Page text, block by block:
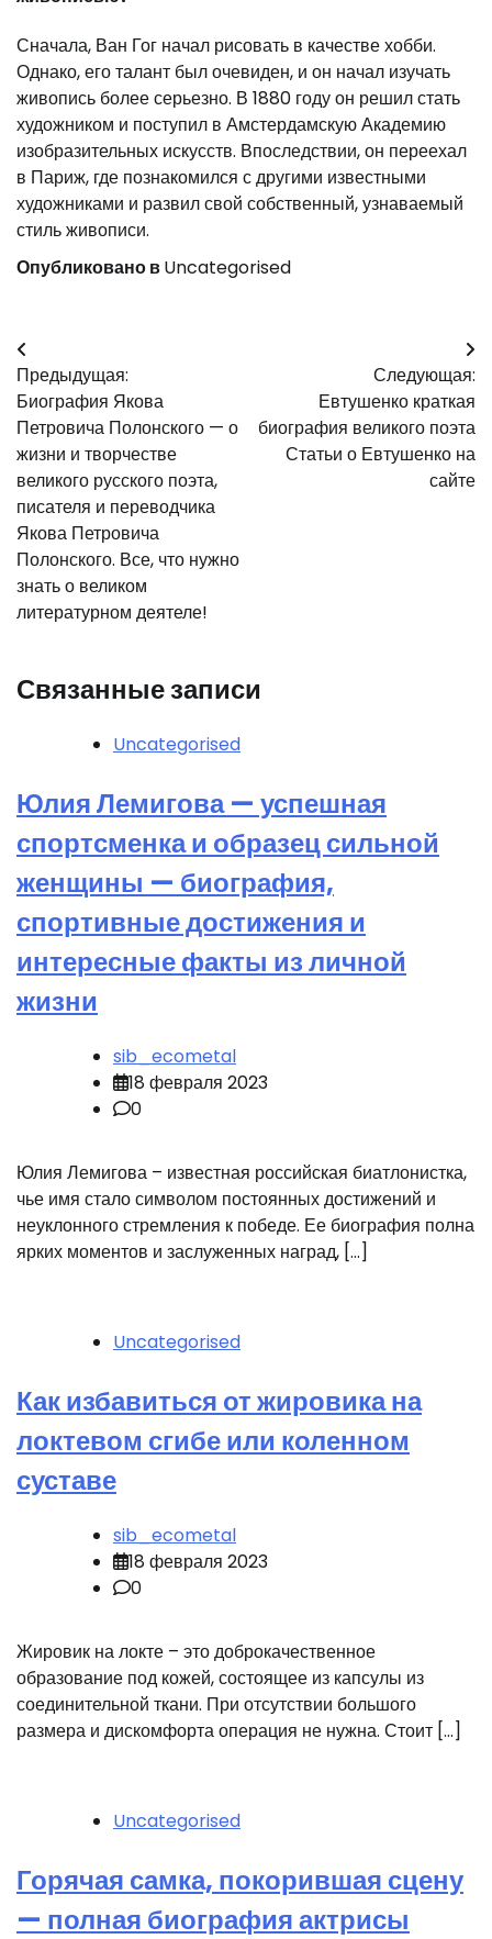
Сначала, Ван Гог начал рисовать в качестве хобби.
Однако, его талант был очевиден, и он начал изучать
живопись более серьезно. В 1880 году он решил стать
художником и поступил в Амстердамскую Академию
изобразительных искусств. Впоследствии, он переехал
в Париж, где познакомился с другими известными
художниками и развил свой собственный, узнаваемый
стиль живописи.
Опубликовано вUncategorised
Навигация
по
записям
Предыдущая:
Биография Якова
Петровича Полонского — о
жизни и творчестве
великого русского поэта,
писателя и переводчика
Якова Петровича
Полонского. Все, что нужно
знать о великом
литературном деятеле!
Следующая:
Евтушенко краткая
биография великого поэта
Статьи о Евтушенко на
сайте
Связанные записи
Uncategorised
Юлия Лемигова — успешная
спортсменка и образец сильной
женщины — биография,
спортивные достижения и
интересные факты из личной
жизни
sib_ecometal
18 февраля 2023
0
Юлия Лемигова – известная российская биатлонистка,
чье имя стало символом постоянных достижений и
неуклонного стремления к победе. Ее биография полна
ярких моментов и заслуженных наград, […]
Uncategorised
Как избавиться от жировика на
локтевом сгибе или коленном
суставе
sib_ecometal
18 февраля 2023
0
Жировик на локте – это доброкачественное
образование под кожей, состоящее из капсулы из
соединительной ткани. При отсутствии большого
размера и дискомфорта операция не нужна. Стоит […]
Uncategorised
Горячая самка, покорившая сцену
— полная биография актрисы